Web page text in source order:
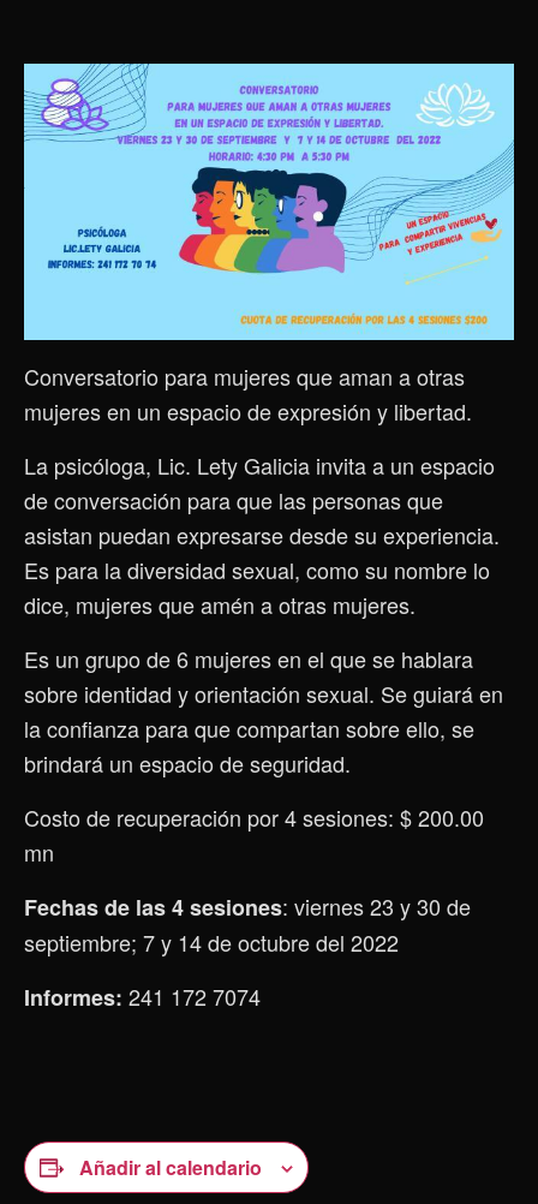
Conversatorio para mujeres que aman a otras
mujeres en un espacio de expresión y libertad.
La psicóloga, Lic. Lety Galicia invita a un espacio
de conversación para que las personas que
asistan puedan expresarse desde su experiencia.
Es para la diversidad sexual, como su nombre lo
dice, mujeres que amén a otras mujeres.
Es un grupo de 6 mujeres en el que se hablara
sobre identidad y orientación sexual. Se guiará en
la confianza para que compartan sobre ello, se
brindará un espacio de seguridad.
Costo de recuperación por 4 sesiones: $ 200.00
mn
Fechas de las 4 sesiones: viernes 23 y 30 de
septiembre; 7 y 14 de octubre del 2022
Informes: 241 172 7074
Añadir al calendario